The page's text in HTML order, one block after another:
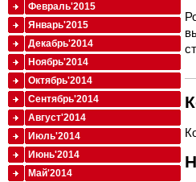
Февраль'2015
Январь'2015
Декабрь'2014
Ноябрь'2014
Октябрь'2014
Сентябрь'2014
Август'2014
Июль'2014
Июнь'2014
Май'2014